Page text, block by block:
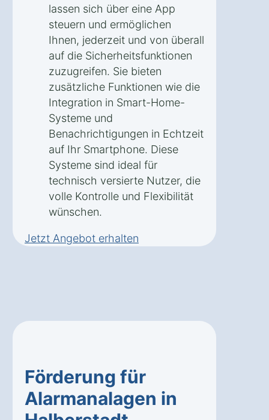
lassen sich über eine App
steuern und ermöglichen
Ihnen, jederzeit und von überall
auf die Sicherheitsfunktionen
zuzugreifen. Sie bieten
zusätzliche Funktionen wie die
Integration in Smart-Home-
Systeme und
Benachrichtigungen in Echtzeit
auf Ihr Smartphone. Diese
Systeme sind ideal für
technisch versierte Nutzer, die
volle Kontrolle und Flexibilität
wünschen.
Jetzt Angebot erhalten
Förderung für
Alarmanalagen in